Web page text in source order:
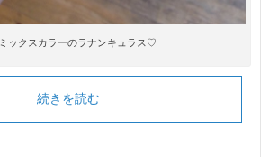
ミックスカラーのラナンキュラス♡
続きを読む